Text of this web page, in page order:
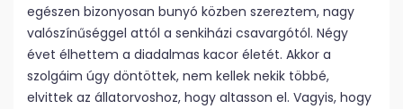
egészen bizonyosan bunyó közben szereztem, nagy
valószínűséggel attól a senkiházi csavargótól. Négy
évet élhettem a diadalmas kacor életét. Akkor a
szolgáim úgy döntöttek, nem kellek nekik többé,
elvittek az állatorvoshoz, hogy altasson el. Vagyis, hogy